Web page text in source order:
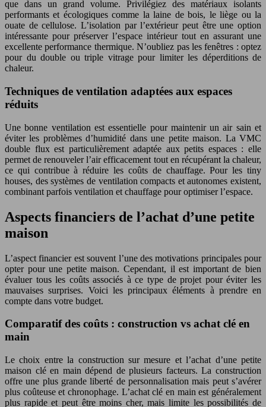
que dans un grand volume. Privilégiez des matériaux isolants
performants et écologiques comme la laine de bois, le liège ou la
ouate de cellulose. L’isolation par l’extérieur peut être une option
intéressante pour préserver l’espace intérieur tout en assurant une
excellente performance thermique. N’oubliez pas les fenêtres : optez
pour du double ou triple vitrage pour limiter les déperditions de
chaleur.
Techniques de ventilation adaptées aux espaces
réduits
Une bonne ventilation est essentielle pour maintenir un air sain et
éviter les problèmes d’humidité dans une petite maison. La VMC
double flux est particulièrement adaptée aux petits espaces : elle
permet de renouveler l’air efficacement tout en récupérant la chaleur,
ce qui contribue à réduire les coûts de chauffage. Pour les tiny
houses, des systèmes de ventilation compacts et autonomes existent,
combinant parfois ventilation et chauffage pour optimiser l’espace.
Aspects financiers de l’achat d’une petite
maison
L’aspect financier est souvent l’une des motivations principales pour
opter pour une petite maison. Cependant, il est important de bien
évaluer tous les coûts associés à ce type de projet pour éviter les
mauvaises surprises. Voici les principaux éléments à prendre en
compte dans votre budget.
Comparatif des coûts : construction vs achat clé en
main
Le choix entre la construction sur mesure et l’achat d’une petite
maison clé en main dépend de plusieurs facteurs. La construction
offre une plus grande liberté de personnalisation mais peut s’avérer
plus coûteuse et chronophage. L’achat clé en main est généralement
plus rapide et peut être moins cher, mais limite les possibilités de